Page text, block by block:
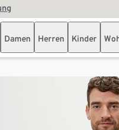
Damen Herren Kinder